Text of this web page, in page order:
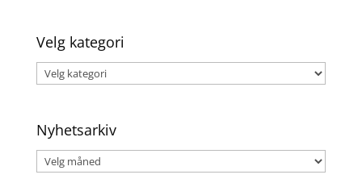
Velg kategori
Velg
Nyhetsarkiv
Nyhetsarkiv